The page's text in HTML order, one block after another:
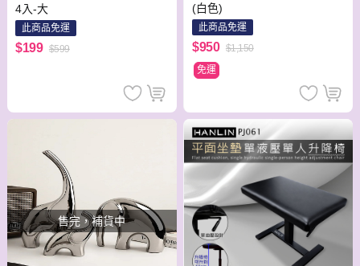
4入-大
此商品免運
$199 $599
(白色)
此商品免運
$950 $1,150
免運
售完，補貨中